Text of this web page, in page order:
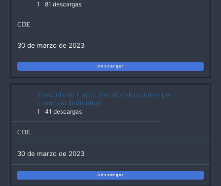
1 81 descargas
CDE
30 de marzo de 2023
Descargar
Formulario Captación de cotizaciones por
Contrato Individual
1 41 descargas
CDE
30 de marzo de 2023
Descargar